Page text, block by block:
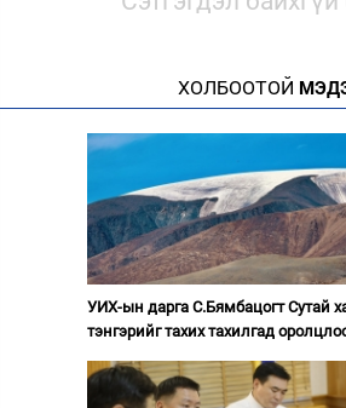
ХОЛБООТОЙ
УИХ-ын дарга С.Бямбацогт Сутай
тэнгэрийг тахих тахилгад